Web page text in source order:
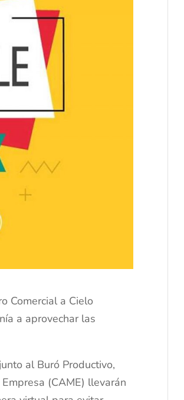
Comercial a Cielo
a aprovechar las
al Buró Productivo,
(CAME) llevarán